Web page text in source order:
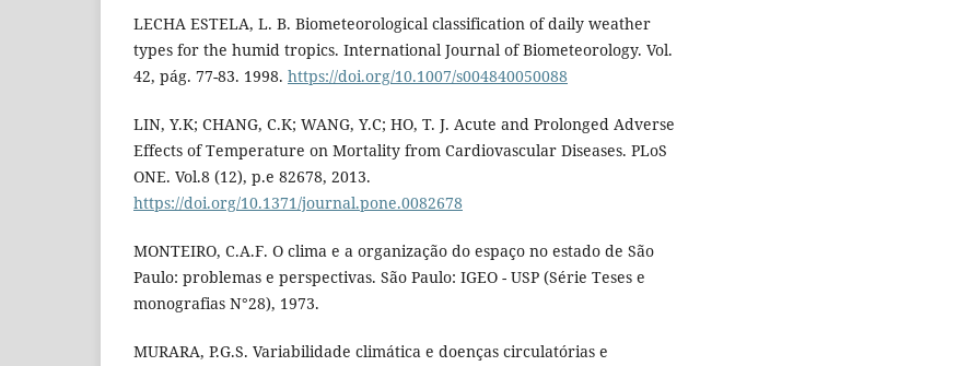
LECHA ESTELA, L. B. Biometeorological classification of daily weather
types for the humid tropics. International Journal of Biometeorology. Vol.
42, pág. 77-83. 1998. https://doi.org/10.1007/s004840050088
LIN, Y.K; CHANG, C.K; WANG, Y.C; HO, T. J. Acute and Prolonged Adverse
Effects of Temperature on Mortality from Cardiovascular Diseases. PLoS
ONE. Vol.8 (12), p.e 82678, 2013.
https://doi.org/10.1371/journal.pone.0082678
MONTEIRO, C.A.F. O clima e a organização do espaço no estado de São
Paulo: problemas e perspectivas. São Paulo: IGEO - USP (Série Teses e
monografias N°28), 1973.
MURARA, P.G.S. Variabilidade climática e doenças circulatórias e